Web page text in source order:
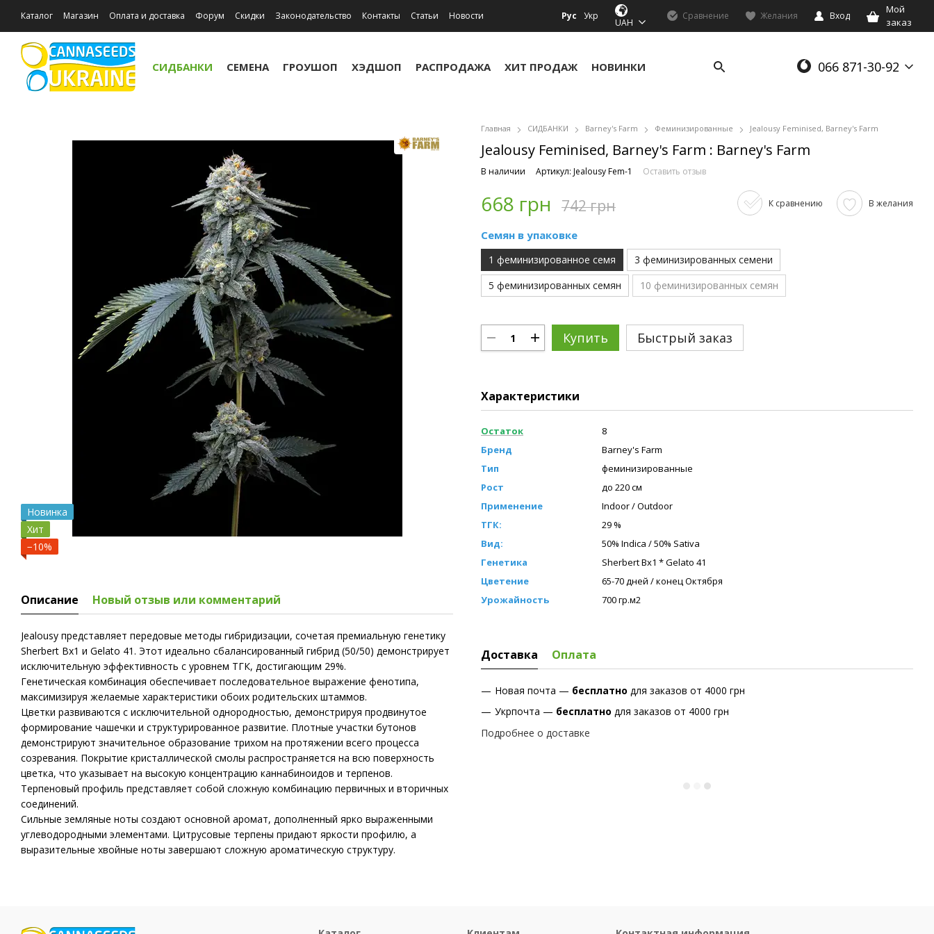
Каталог Магазин Оплата и доставка Форум Скидки Законодательство Контакты Статьи
Новости
Рус Укр
UAH
Сравнение Желания Вход
Мой
заказ
СИДБАНКИ СЕМЕНА ГРОУШОП ХЭДШОП РАСПРОДАЖА ХИТ ПРОДАЖ НОВИНКИ 066 871-30-92
Новинка
Хит
−10%
Описание Новый отзыв или комментарий
Jealousy представляет передовые методы гибридизации, сочетая премиальную генетику
Sherbert Bx1 и Gelato 41. Этот идеально сбалансированный гибрид (50/50) демонстрирует
исключительную эффективность с уровнем ТГК, достигающим 29%.
Генетическая комбинация обеспечивает последовательное выражение фенотипа,
максимизируя желаемые характеристики обоих родительских штаммов.
Цветки развиваются с исключительной однородностью, демонстрируя продвинутое
формирование чашечки и структурированное развитие. Плотные участки бутонов
демонстрируют значительное образование трихом на протяжении всего процесса
созревания. Покрытие кристаллической смолы распространяется на всю поверхность
цветка, что указывает на высокую концентрацию каннабиноидов и терпенов.
Терпеновый профиль представляет собой сложную комбинацию первичных и вторичных
соединений.
Сильные земляные ноты создают основной аромат, дополненный ярко выраженными
углеводородными элементами. Цитрусовые терпены придают яркости профилю, а
выразительные хвойные ноты завершают сложную ароматическую структуру.
Главная СИДБАНКИ Barney's Farm Феминизированные Jealousy Feminised, Barney's Farm
Jealousy Feminised, Barney's Farm : Barney's Farm
В наличии Артикул: Jealousy Fem-1 Оставить отзыв
668 грн 742 грн К сравнению В желания
Семян в упаковке
1 феминизированное семя
3 феминизированных семени
5 феминизированных семян
10 феминизированных семян
Купить Быстрый заказ
Характеристики
Остаток
8
Бренд
Barney's Farm
Тип
феминизированные
Рост
до 220 см
Применение
Indoor / Outdoor
ТГК:
29 %
Вид:
50% Indica / 50% Sativa
Генетика
Sherbert Bx1 * Gelato 41
Цветение
65-70 дней / конец Октября
Урожайность
700 гр.м2
Доставка Оплата
Новая почта — бесплатно для заказов от 4000 грн
Укрпочта — бесплатно для заказов от 4000 грн
Подробнее о доставке